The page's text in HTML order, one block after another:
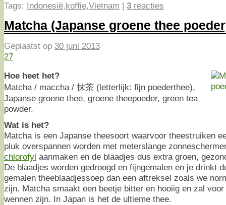
Tags: Indonesië,koffie,Vietnam | 3 reacties
Matcha (Japanse groene thee
Geplaatst op 30 juni 2013
27
Hoe heet het?
Matcha / maccha / 抹茶 (letterlijk: fijn poederthee),
Japanse groene thee, groene theepoeder, green tea
powder.
Wat is het?
Matcha is een Japanse theesoort waarvoor theestruiken
pluk overspannen worden met meterslange
chlorofyl aanmaken en de blaadjes dus extra groen,
De blaadjes worden gedroogd en fijngemalen en je drinkt
gemalen theeblaadjessoep dan een aftreksel zoals we
zijn. Matcha smaakt een beetje bitter en hooiig en zal
wennen zijn. In Japan is het de ultieme thee.